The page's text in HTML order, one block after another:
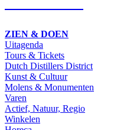
ZIEN & DOEN
Uitagenda
Tours & Tickets
Dutch Distillers District
Kunst & Cultuur
Molens & Monumenten
Varen
Actief, Natuur, Regio
Winkelen